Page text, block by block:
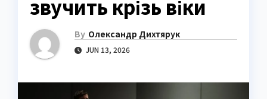
звучить крізь віки
By Олександр Дихтярук
JUN 13, 2026